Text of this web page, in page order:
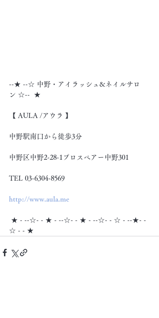
--★ --☆ 中野・アイラッシュ&ネイルサロ
ン ☆--  ★
【 AULA /アウラ 】
中野駅南口から徒歩3分
中野区中野2-28-1プロスペアー中野301
TEL 03-6304-8569
http://www.aula.me
★ - --☆- - ★ - --☆- - ★ - --☆- - ☆ - --★- -
☆ - - ★